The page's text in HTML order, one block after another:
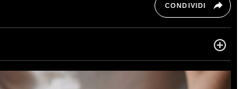
CONDIVIDI
oltre dieci anni si occupa di informazione sul web,
cronaca, motori, spettacolo e videogame.